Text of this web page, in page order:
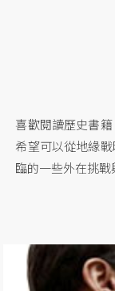
喜歡閱讀歷史書
希望可以從地緣
臨的一些外在挑戰